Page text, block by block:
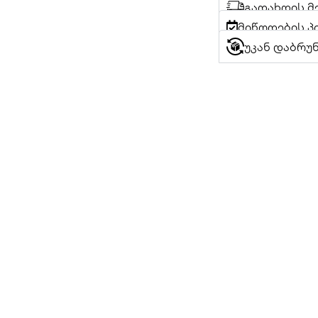
გადახდის
მიწოდების
უკან